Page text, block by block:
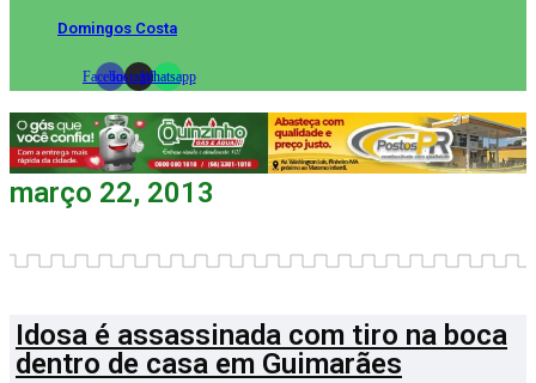
Domingos Costa
FacebookInstagramWhatsapp
março 22, 2013
Idosa é assassinada com tiro na boca
dentro de casa em Guimarães